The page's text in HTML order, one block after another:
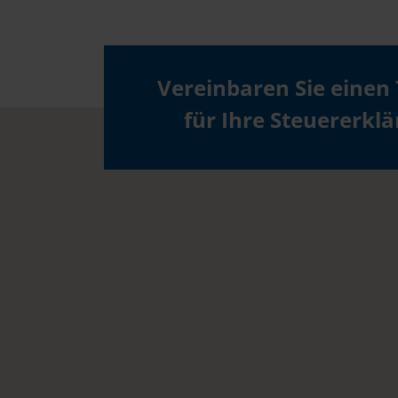
Vereinbaren Sie einen
für Ihre